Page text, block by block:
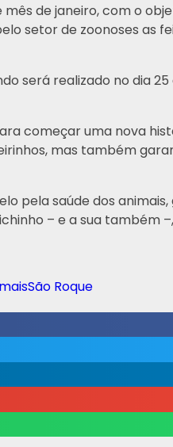
de janeiro, com o
setor de zoonoses as
será realizado no dia
começar uma nova
mas também
pela saúde dos
– e a sua também
São Roque